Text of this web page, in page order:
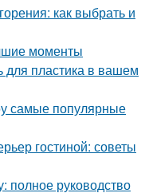
как выбрать и
моменты
для пластика в вашем
самые популярные
гостиной: советы
полное руководство